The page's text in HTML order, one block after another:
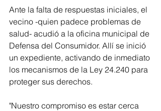
Ante la falta de respuestas iniciales, el
vecino -quien padece problemas de
salud- acudió a la oficina municipal de
Defensa del Consumidor. Allí se inició
un expediente, activando de inmediato
los mecanismos de la Ley 24.240 para
proteger sus derechos.
"Nuestro compromiso es estar cerca